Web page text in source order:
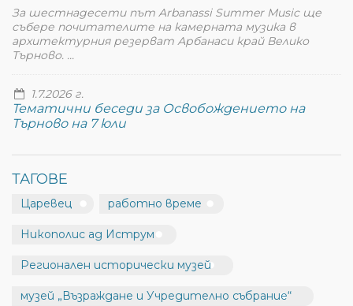
За шестнадесети път Arbanassi Summer Music ще
събере почитателите на камерната музика в
архитектурния резерват Арбанаси край Велико
Търново. ...
1.7.2026 г.
Тематични беседи за Освобождението на
Търново на 7 юли
ТАГОВЕ
Царевец работно време
Никополис ад Иструм
Регионален исторически музей
музей „Възраждане и Учредително събрание“